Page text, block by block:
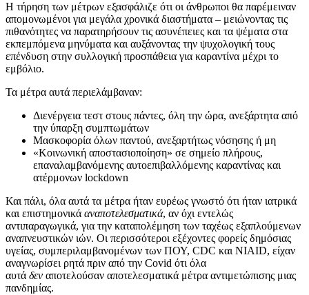
Η τήρηση των μέτρων εξασφάλιζε ότι οι άνθρωποι θα παρέμειναν
απομονωμένοι για μεγάλα χρονικά διαστήματα – μειώνοντας τις
πιθανότητες να παρατηρήσουν τις ασυνέπειες και τα ψέματα στα
εκπεμπόμενα μηνύματα και αυξάνοντας την ψυχολογική τους
επένδυση στην συλλογική προσπάθεια για καραντίνα μέχρι το
εμβόλιο.
Τα μέτρα αυτά περιελάμβαναν:
Διενέργεια τεστ στους πάντες, όλη την ώρα, ανεξάρτητα από
την ύπαρξη συμπτωμάτων
Μασκοφορία όλων παντού, ανεξαρτήτως νόσησης ή μη
«Κοινωνική αποστασιοποίηση» σε σημείο πλήρους,
επαναλαμβανόμενης αυτοεπιβαλλόμενης καραντίνας και
ατέρμονων lockdown
Και πάλι, όλα αυτά τα μέτρα ήταν ευρέως γνωστό ότι ήταν ιατρικά
και επιστημονικά αναποτελεσματικά, αν όχι εντελώς
αντιπαραγωγικά, για την καταπολέμηση των ταχέως εξαπλούμενων
αναπνευστικών ιών. Οι περισσότεροι εξέχοντες φορείς δημόσιας
υγείας, συμπεριλαμβανομένων των ΠΟΥ, CDC και NIAID, είχαν
αναγνωρίσει ρητά πριν από την Covid ότι όλα
αυτά δεν αποτελούσαν αποτελεσματικά μέτρα αντιμετώπισης μιας
πανδημίας.